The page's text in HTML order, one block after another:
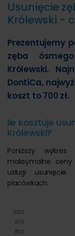
Usunięcie
Królewski -
Prezentujemy
zęba
Królewski.
DontiCa,
koszt to 700 zł.
Ile kosztuje
Królewski?
Poniższy
maksymalne
usługi
placówkach:
800
900
1000